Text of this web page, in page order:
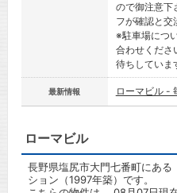
ので御注意下
フが確認と交
※駐車場につ
合わせくださ
待ちしていま
最新情報 ローマビル -
ローマビル
長野県塩尻市大門七番町にあ
ション（1997年築）です。